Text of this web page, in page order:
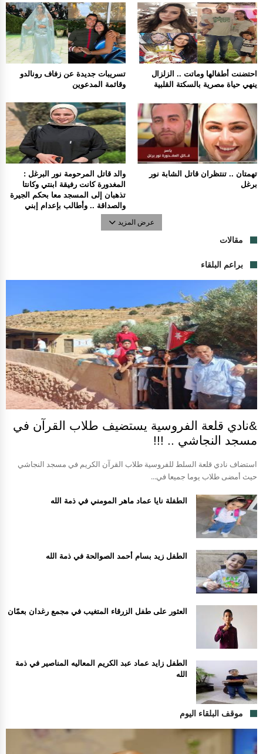
تسريبات جديدة عن زفاف رونالدو
وقائمة المدعوين
احتضنت أطفالها وماتت .. الزلزال
ينهي حياة مصرية بالسكتة القلبية
والد قاتل المرحومة نور البرغل :
المغدورة كانت رفيقة ابنتي وكانتا
تذهبان إلى المسجد معا بحكم الجيرة
والصداقة .. وأطالب بإعدام إبني
تهمتان .. تنتظران قاتل الشابة نور
برغل
عرض المزيد
مقالات
براعم البلقاء
&نادي قلعة الفروسية يستضيف طلاب القرآن في
مسجد النجاشي .. !!!
استضاف نادي قلعة السلط للفروسية طلاب القرآن الكريم في مسجد النجاشي
حيث أمضى طلاب يوما جميعا في...
الطفلة نايا عماد ماهر المومني في ذمة الله
الطفل زيد بسام أحمد الصوالحة في ذمة الله
العثور على طفل الزرقاء المتغيب في مجمع رغدان بعمّان
الطفل زايد عماد عبد الكريم المعاليه المناصير في ذمة
الله
موقف البلقاء اليوم